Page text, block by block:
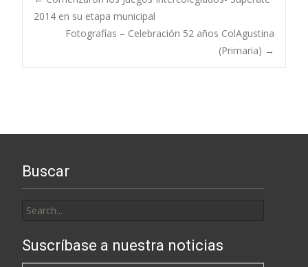
Post
navigation
2014 en su etapa municipal
Fotografías – Celebración 52 años ColAgustina
(Primaria) →
Buscar
for:
Suscríbase a nuestra noticias